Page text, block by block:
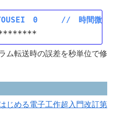
　0　　　//　時間微調
*****
ム転送時の誤差を秒単位で修
じめる電子工作超入門改訂第